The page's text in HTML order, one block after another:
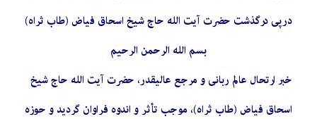
درپی درگذشت حضرت آیت الله حاج شیخ اسحاق فیاض (طاب ثراه)
بسم الله الرحمن الرحیم
خبر ارتحال عالم ربانی و مرجع عالیقدر، حضرت آیت الله حاج شیخ
اسحاق فیاض (طاب ثراه)، موجب تأثر و اندوه فراوان گردید و حوزه